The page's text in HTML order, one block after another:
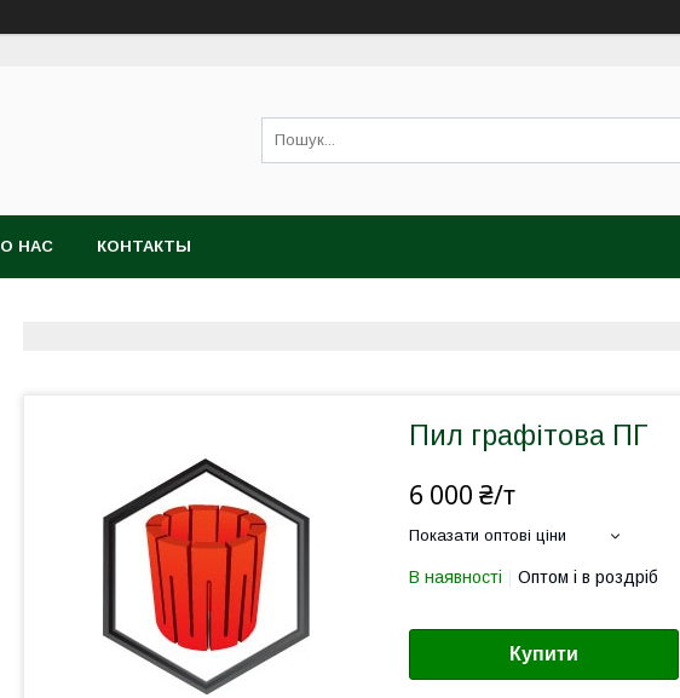
О НАС КОНТАКТЫ
Пил графітова ПГ
6 000 ₴/т
Показати оптові ціни
В наявності Оптом і в роздріб
Купити